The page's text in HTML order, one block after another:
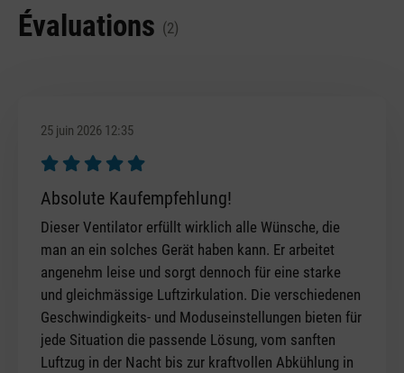
Évaluations (2)
25 juin 2026 12:35
Évaluation avec une note de 5 sur 5 étoiles
Absolute Kaufempfehlung!
Dieser Ventilator erfüllt wirklich alle Wünsche, die
man an ein solches Gerät haben kann. Er arbeitet
angenehm leise und sorgt dennoch für eine starke
und gleichmässige Luftzirkulation. Die verschiedenen
Geschwindigkeits- und Moduseinstellungen bieten für
jede Situation die passende Lösung, vom sanften
Luftzug in der Nacht bis zur kraftvollen Abkühlung in